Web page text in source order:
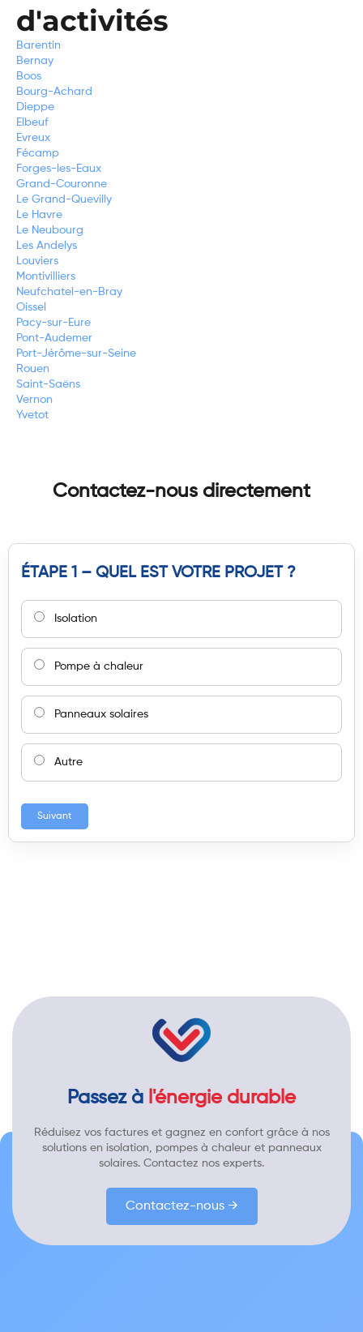
d'activités
Barentin
Bernay
Boos
Bourg-Achard
Dieppe
Elbeuf
Evreux
Fécamp
Forges-les-Eaux
Grand-Couronne
Le Grand-Quevilly
Le Havre
Le Neubourg
Les Andelys
Louviers
Montivilliers
Neufchatel-en-Bray
Oissel
Pacy-sur-Eure
Pont-Audemer
Port-Jérôme-sur-Seine
Rouen
Saint-Saëns
Vernon
Yvetot
Contactez-nous directement
ÉTAPE 1 – QUEL EST VOTRE PROJET ?
Isolation
Pompe à chaleur
Panneaux solaires
Autre
Suivant
Passez à l'énergie durable
Réduisez vos factures et gagnez en confort grâce à nos
solutions en isolation, pompes à chaleur et panneaux
solaires. Contactez nos experts.
Contactez-nous →